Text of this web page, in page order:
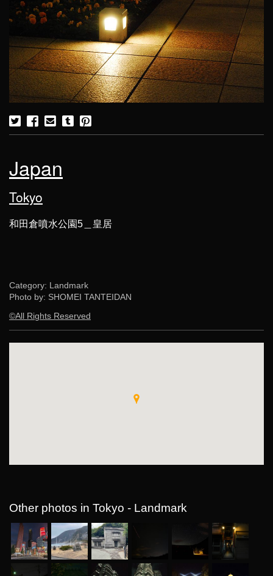
Japan
Tokyo
和田倉噴水公園5＿皇居
Category: Landmark
Photo by: SHOMEI TANTEIDAN
©All Rights Reserved
Other photos in Tokyo - Landmark